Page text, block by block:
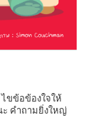
ขข้อข้องใจให้
คำถามยิ่งใหญ่